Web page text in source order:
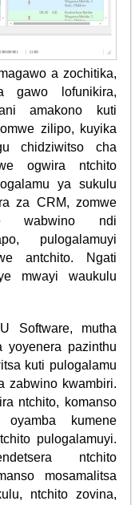
a zochitika,
gawo lofunikira,
amakono kuti
zilipo, kuyika
chidziwitso cha
ogwira ntchito
ya sukulu
za CRM, zomwe
wabwino ndi
pulogalamuyi
antchito. Ngati
mwayi waukulu
Software, mutha
yoyenera pazinthu
kuti pulogalamu
zabwino kwambiri.
ntchito, komanso
oyamba kumene
pulogalamuyi.
ntchito
mosamalitsa
ntchito zovina,